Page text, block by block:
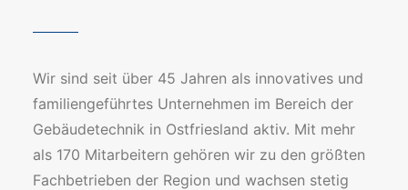
Wir sind seit über 45 Jahren als innovatives und
familiengeführtes Unternehmen im Bereich der
Gebäudetechnik in Ostfriesland aktiv. Mit mehr
als 170 Mitarbeitern gehören wir zu den größten
Fachbetrieben der Region und wachsen stetig